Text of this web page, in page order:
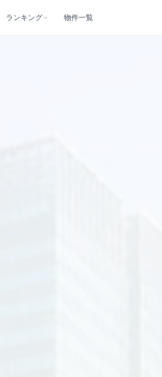
ランキング 物件一覧